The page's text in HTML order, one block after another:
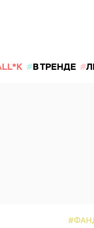
В ТРЕНДЕ